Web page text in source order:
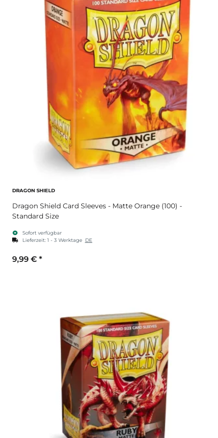
DRAGON SHIELD
Dragon Shield Card Sleeves - Matte Orange (100) -
Standard Size
Sofort verfügbar
Lieferzeit: 1 - 3 Werktage DE
9,99 € *